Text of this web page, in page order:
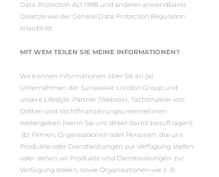
Data Protection Act 1998 und anderer anwendbarer
Gesetze wie der General Data Protection Regulation
erlaubt ist.
MIT WEM TEILEN SIE MEINE INFORMATIONEN?
Wir können Informationen über Sie an (a)
Unternehmen der Sunseeker London Group und
unsere Lifestyle-Partner (Website), Yachtmakler von
Dritten und Yachtfinanzierungsunternehmen
weitergeben (wenn Sie uns direkt damit beauftragen);
(b) Firmen, Organisationen oder Personen, die uns
Produkte oder Dienstleistungen zur Verfügung stellen
oder denen wir Produkte und Dienstleistungen zur
Verfügung stellen, sowie Organisationen wie z. B.